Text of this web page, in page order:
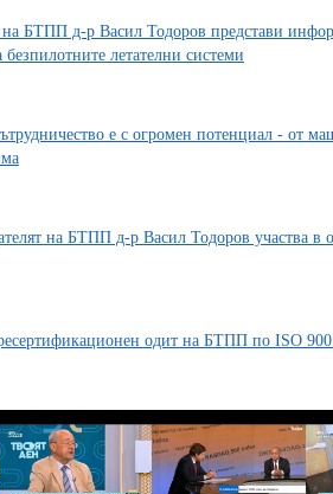
на БТПП д-р Васил Тодоров представи
безпилотните летателни системи
е с огромен потенциал - от
на БТПП д-р Васил Тодоров участва в
одит на БТПП по ISO